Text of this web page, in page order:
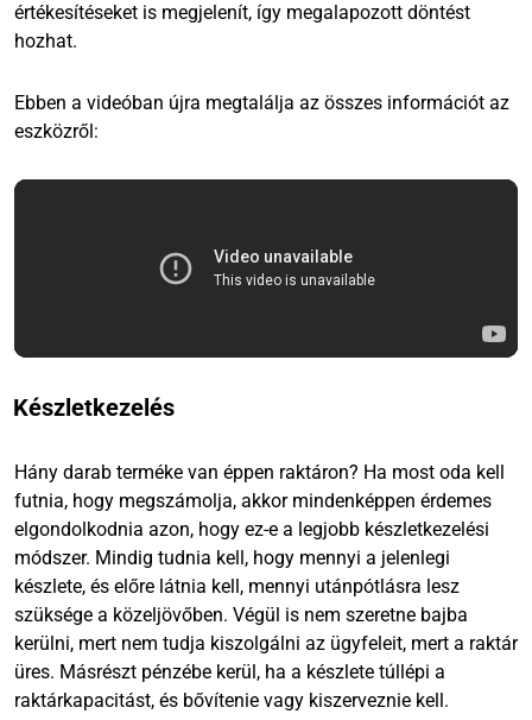
értékesítéseket is megjelenít, így megalapozott döntést
hozhat.
Ebben a videóban újra megtalálja az összes információt az
eszközről:
Készletkezelés
Hány darab terméke van éppen raktáron? Ha most oda kell
futnia, hogy megszámolja, akkor mindenképpen érdemes
elgondolkodnia azon, hogy ez-e a legjobb készletkezelési
módszer. Mindig tudnia kell, hogy mennyi a jelenlegi
készlete, és előre látnia kell, mennyi utánpótlásra lesz
szüksége a közeljövőben. Végül is nem szeretne bajba
kerülni, mert nem tudja kiszolgálni az ügyfeleit, mert a raktár
üres. Másrészt pénzébe kerül, ha a készlete túllépi a
raktárkapacitást, és bővítenie vagy kiszerveznie kell.